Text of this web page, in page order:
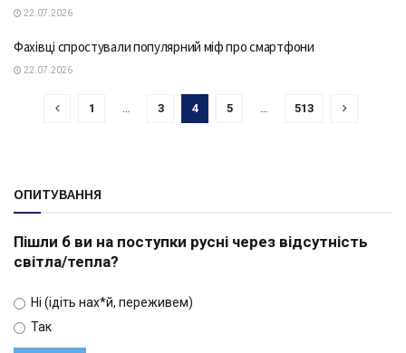
22.07.2026
Фахівці спростували популярний міф про смартфони
22.07.2026
1 … 3 4 5 … 513
ОПИТУВАННЯ
Пішли б ви на поступки русні через відсутність
світла/тепла?
Ні (ідіть нах*й, переживем)
Так